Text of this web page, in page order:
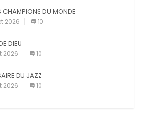
CHAMPIONS DU MONDE
2026 10
DIEU
2026 10
DU JAZZ
2026 10